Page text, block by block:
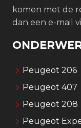
komen met de
dan een e-mail
Peugeot 206
Peugeot 407
Peugeot 208
Peugeot